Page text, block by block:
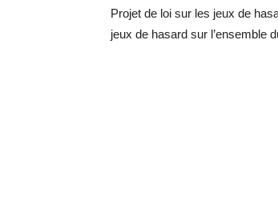
Projet de loi sur les jeux de
jeux de hasard sur l’ensemble